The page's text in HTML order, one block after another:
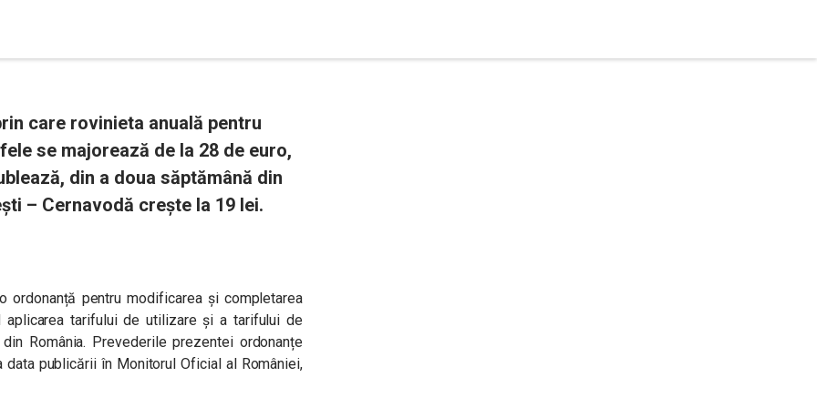
care rovinieta anuală pentru
se majorează de la 28 de euro,
din a doua săptămână din
– Cernavodă crește la 19 lei.
ordonanță pentru modificarea și completarea
aplicarea tarifului de utilizare şi a tarifului de
România. Prevederile prezentei ordonanțe
publicării în Monitorul Oficial al României,